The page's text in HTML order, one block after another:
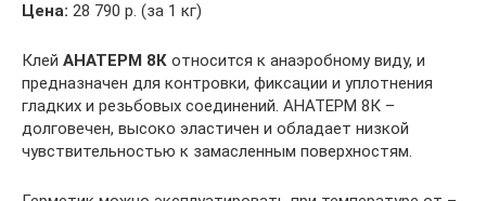
Цена: 28 790 р. (за 1 кг)
Клей АНАТЕРМ 8К относится к анаэробному виду, и
предназначен для контровки, фиксации и уплотнения
гладких и резьбовых соединений. АНАТЕРМ 8К –
долговечен, высоко эластичен и обладает низкой
чувствительностью к замасленным поверхностям.